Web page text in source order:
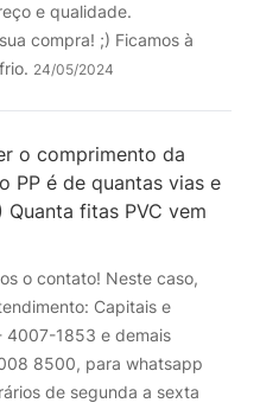
e qualidade.
compra! ;) Ficamos à
24/05/2024
o comprimento da
PP é de quantas vias e
fitas PVC vem
o contato! Neste caso,
Capitais e
4007-1853 e demais
8500, para whatsapp
de segunda a sexta